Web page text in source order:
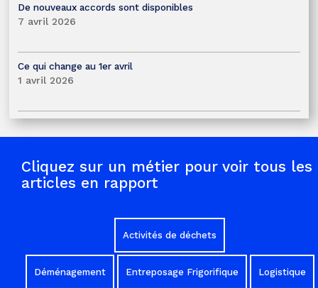
De nouveaux accords sont disponibles
7 avril 2026
Ce qui change au 1er avril
1 avril 2026
Cliquez sur un métier pour voir tous les
articles en rapport
Activités de déchets
Déménagement Entreposage Frigorifique Logistique